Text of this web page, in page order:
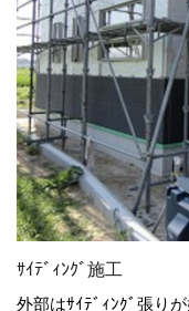
ｻｲﾃﾞｨﾝｸﾞ施工
外部はｻｲﾃﾞｨﾝｸﾞ張りが